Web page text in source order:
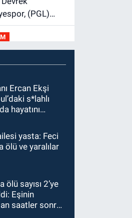
(PGL)
resmi olarak
Park
Zonguldak TSO
ev
için acil
Ercan Ekşi
s*lahlı
hayatını
yasta: Feci
ölü ve yaralılar
ölü sayısı 2’ye
Eşinin
saatler sonra